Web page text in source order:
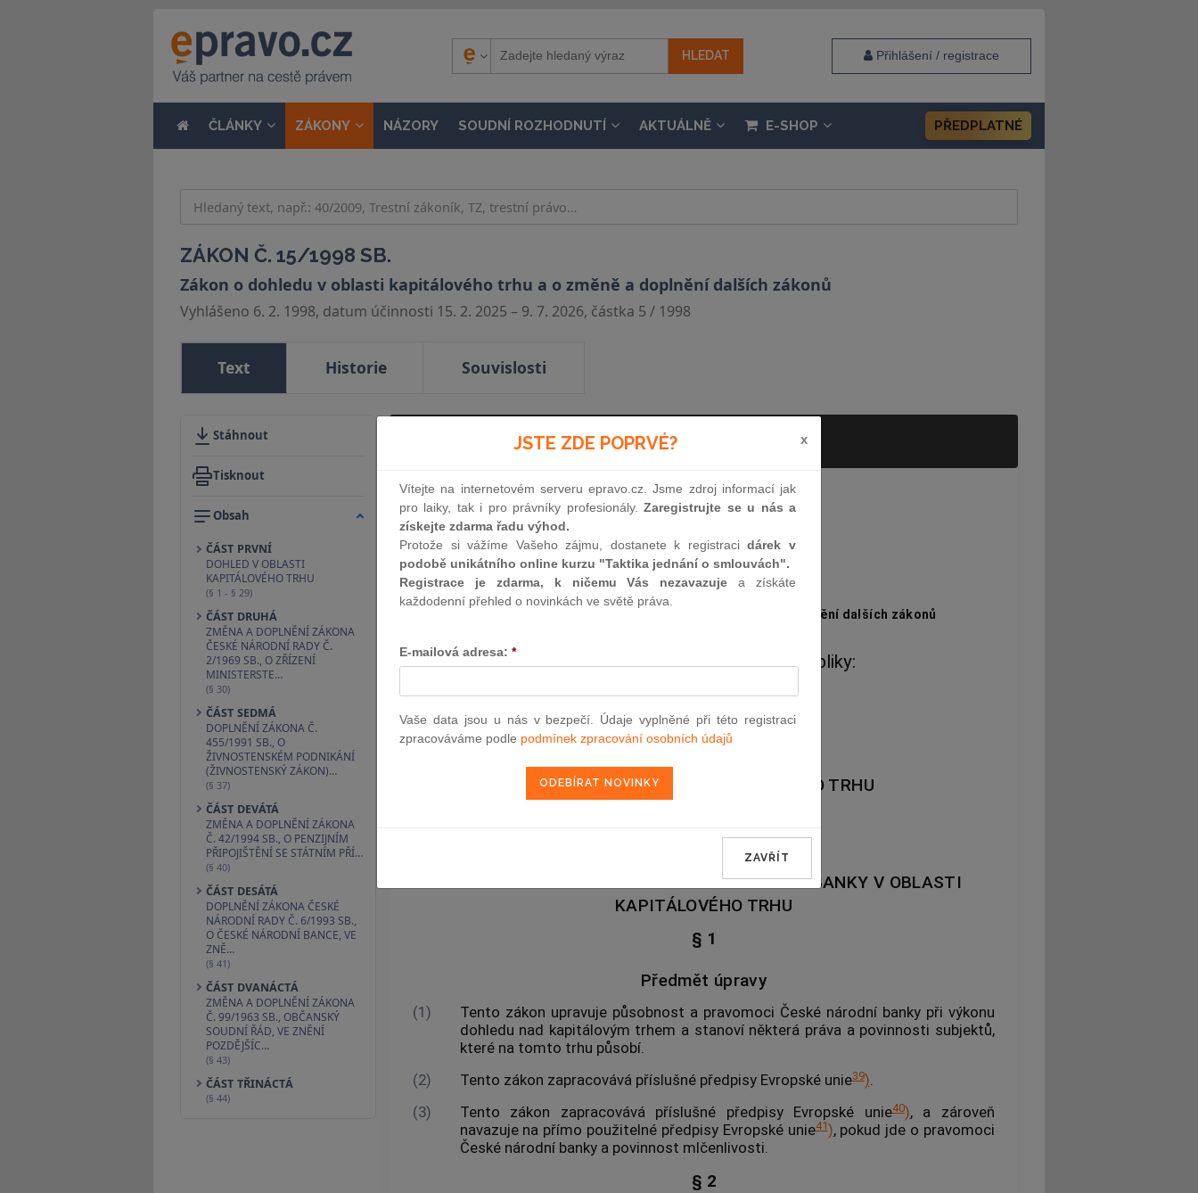
Přihlášení / registrace
ČLÁNKY ZÁKONY NÁZORY SOUDNÍ ROZHODNUTÍ AKTUÁLNĚ E-SHOP PŘEDPLATNÉ
ZÁKON Č. 15/1998 SB.
Zákon o dohledu v oblasti kapitálového trhu a o změně a doplnění dalších zákonů
Vyhlášeno 6. 2. 1998, datum účinnosti 15. 2. 2025 – 9. 7. 2026, částka 5 / 1998
Text Historie Souvislosti
Stáhnout
Tisknout
Obsah
ČÁST PRVNÍ
DOHLED V OBLASTI
KAPITÁLOVÉHO TRHU
(§ 1 - § 29)
ČÁST DRUHÁ
ZMĚNA A DOPLNĚNÍ ZÁKONA
ČESKÉ NÁRODNÍ RADY Č.
2/1969 SB., O ZŘÍZENÍ
MINISTERSTE…
(§ 30)
ČÁST SEDMÁ
DOPLNĚNÍ ZÁKONA Č.
455/1991 SB., O
ŽIVNOSTENSKÉM PODNIKÁNÍ
(ŽIVNOSTENSKÝ ZÁKON)…
(§ 37)
ČÁST DEVÁTÁ
ZMĚNA A DOPLNĚNÍ ZÁKONA
Č. 42/1994 SB., O PENZIJNÍM
PŘIPOJIŠTĚNÍ SE STÁTNÍM PŘÍ…
(§ 40)
ČÁST DESÁTÁ
DOPLNĚNÍ ZÁKONA ČESKÉ
NÁRODNÍ RADY Č. 6/1993 SB.,
O ČESKÉ NÁRODNÍ BANCE, VE
ZNĚ…
(§ 41)
ČÁST DVANÁCTÁ
ZMĚNA A DOPLNĚNÍ ZÁKONA
Č. 99/1963 SB., OBČANSKÝ
SOUDNÍ ŘÁD, VE ZNĚNÍ
POZDĚJŠÍC…
(§ 43)
ČÁST TŘINÁCTÁ
(§ 44)
od 15. 2. 2025 - 9. 7. 2026
15
ZÁKON
ze dne 13. ledna 1998
a o změně a doplnění dalších zákonů
Parlament se usnesl na tomto zákoně České republiky:
ČÁST PRVNÍ
DOHLED V OBLASTI KAPITÁLOVÉHO TRHU
HLAVA I
PŮSOBNOST A PRAVOMOCI ČESKÉ NÁRODNÍ BANKY V OBLASTI
KAPITÁLOVÉHO TRHU
§ 1
Předmět úpravy
(1)
Tento zákon upravuje působnost a pravomoci České národní banky při výkonu
dohledu nad kapitálovým trhem a stanoví některá práva a povinnosti subjektů,
které na tomto trhu působí.
(2)
Tento zákon zapracovává příslušné předpisy Evropské unie39).
(3)
Tento zákon zapracovává příslušné předpisy Evropské unie40), a zároveň
navazuje na přímo použitelné předpisy Evropské unie41), pokud jde o pravomoci
České národní banky a povinnost mlčenlivosti.
§ 2
JSTE ZDE POPRVÉ? x
Vítejte na internetovém serveru epravo.cz. Jsme zdroj informací jak
pro laiky, tak i pro právníky profesionály.Zaregistrujte se u nás a
získejte zdarma řadu výhod.
Protože si vážíme Vašeho zájmu, dostanete k registracidárek v
podobě unikátního online kurzu "Taktika jednání o smlouvách".
Registrace je zdarma, k ničemu Vás nezavazuje a získáte
každodenní přehled o novinkách ve světě práva.
E-mailová adresa: *
Vaše data jsou u nás v bezpečí. Údaje vyplněné při této registraci
zpracováváme podle podmínek zpracování osobních údajů
ZAVŘÍT